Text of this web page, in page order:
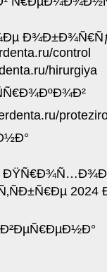
control
hirurgiya
2024